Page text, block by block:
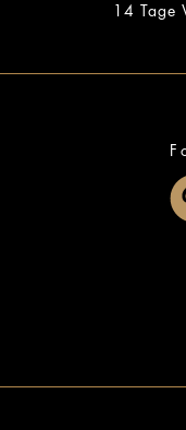
14 Tage